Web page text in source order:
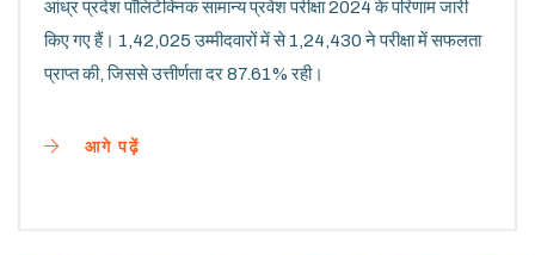
आंध्र प्रदेश पॉलिटेक्निक सामान्य प्रवेश परीक्षा 2024 के परिणाम जारी
किए गए हैं। 1,42,025 उम्मीदवारों में से 1,24,430 ने परीक्षा में सफलता
प्राप्त की, जिससे उत्तीर्णता दर 87.61% रही।
आगे पढ़ें